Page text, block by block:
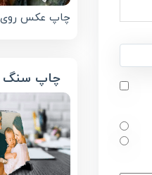
چاپ عکس
چاپ سنگ